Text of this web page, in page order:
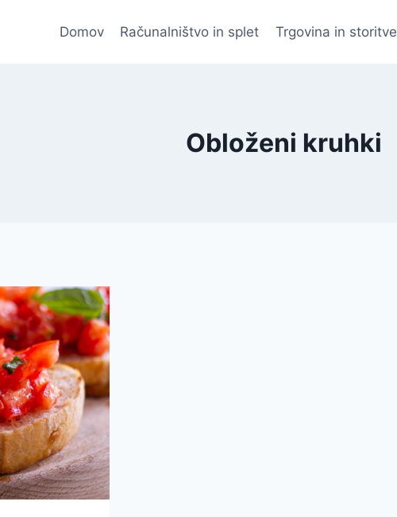
Domov Računalništvo in splet Trgovina in storitve
Obloženi kruhki